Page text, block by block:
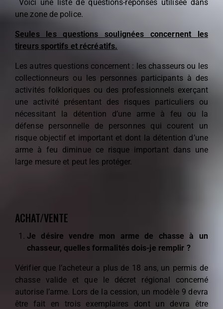
Voici une liste de questions-réponses utilisée dans
une zone de police.
Seules les questions soulignées concernent les
tireurs sportifs et récréatifs.
Les autres questions concernent : les chasseurs ou les
collectionneurs ou les personnes participants à des
activités folkloriques ou des professionnels exerçant
une activité présentant des risques particuliers ou
nécessitant la détention d’une arme à feu ou la
défense personnelle de personnes qui courent un
risque objectif et important et dont la détention d’une
arme à feu diminue ce risque important dans une
large mesure et peut les protéger.
ACHAT/VENTE
Je désire vendre mon arme de chasse à un
chasseur, quelles formalités dois-je remplir ?
Vérifier que l’acheteur a plus de 18 ans, un permis de
chasse valide et que le décret régional concerné
autorise l’arme. Lors de la cession, un modèle 9 devra
être fait en trois exemplaires dont un devra être